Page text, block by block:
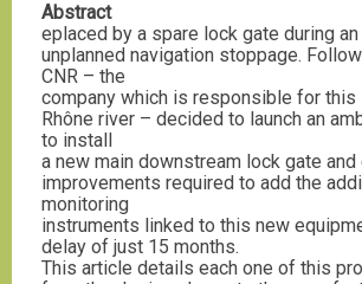
Abstract
eplaced by a spare lock gate during
unplanned navigation stoppage.
CNR – the
company which is responsible for this
Rhône river – decided to launch an
to install
a new main downstream lock gate and
improvements required to add the
monitoring
instruments linked to this new
delay of just 15 months.
This article details each one of this